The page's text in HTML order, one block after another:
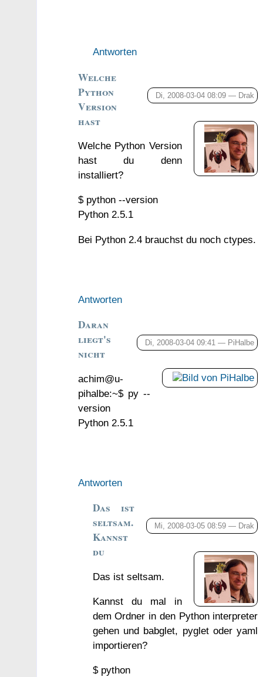
Antworten
Di, 2008-03-04 08:09 — Drak
Welche
Python
Version
hast
Welche Python Version
hast du denn
installiert?
$ python --version
Python 2.5.1
Bei Python 2.4 brauchst du noch ctypes.
Antworten
Di, 2008-03-04 09:41 — PiHalbe
Daran
liegt's
nicht
achim@u-
pihalbe:~$ py --
version
Python 2.5.1
Antworten
Mi, 2008-03-05 08:59 — Drak
Das ist
seltsam.
Kannst
du
Das ist seltsam.
Kannst du mal in
dem Ordner in den Python interpreter
gehen und babglet, pyglet oder yaml
importieren?
$ python